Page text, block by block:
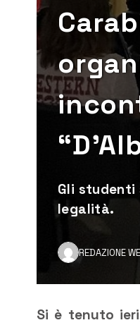
Gli
legalità.
REDAZIONE
Si è tenuto